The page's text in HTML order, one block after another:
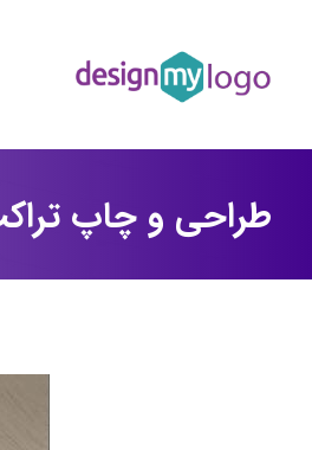
طراحی و چاپ